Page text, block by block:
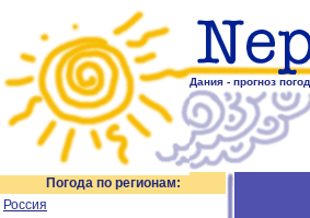
Дания - прогноз
Погода по регионам:
Россия